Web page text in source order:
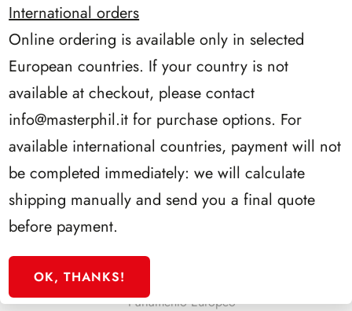
Lituania
Lussemburgo
Malta
Man
Monaco
Montenegro
Norvegia
Olanda
Onu - New York
Parlamento Europeo
International orders
Online ordering is available only in selected
European countries. If your country is not
available at checkout, please contact
info@masterphil.it for purchase options. For
available international countries, payment will not
be completed immediately: we will calculate
shipping manually and send you a final quote
before payment.
OK, THANKS!